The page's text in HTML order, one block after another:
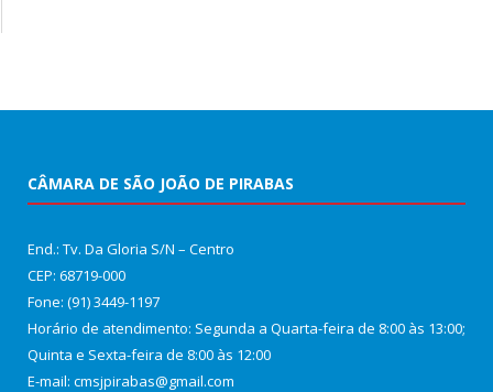
CÂMARA DE SÃO JOÃO DE PIRABAS
End.: Tv. Da Gloria S/N – Centro
CEP: 68719-000
Fone: (91) 3449-1197
Horário de atendimento: Segunda a Quarta-feira de 8:00 às 13:00;
Quinta e Sexta-feira de 8:00 às 12:00
E-mail: cmsjpirabas@gmail.com